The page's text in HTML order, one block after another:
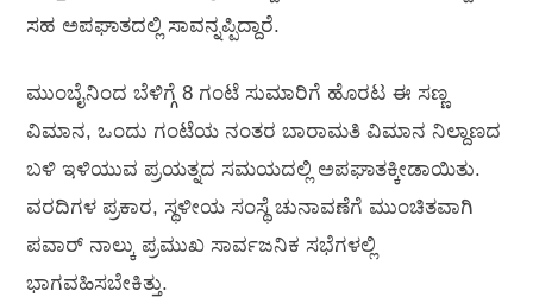
ಸಹ ಅಪಘಾತದಲ್ಲಿ ಸಾವನ್ನಪ್ಪಿದ್ದಾರೆ.
ಮುಂಬೈನಿಂದ ಬೆಳಿಗ್ಗೆ 8 ಗಂಟೆ ಸುಮಾರಿಗೆ ಹೊರಟ ಈ ಸಣ್ಣ
ವಿಮಾನ, ಒಂದು ಗಂಟೆಯ ನಂತರ ಬಾರಾಮತಿ ವಿಮಾನ ನಿಲ್ದಾಣದ
ಬಳಿ ಇಳಿಯುವ ಪ್ರಯತ್ನದ ಸಮಯದಲ್ಲಿ ಅಪಘಾತಕ್ಕೀಡಾಯಿತು.
ವರದಿಗಳ ಪ್ರಕಾರ, ಸ್ಥಳೀಯ ಸಂಸ್ಥೆ ಚುನಾವಣೆಗೆ ಮುಂಚಿತವಾಗಿ
ಪವಾರ್ ನಾಲ್ಕು ಪ್ರಮುಖ ಸಾರ್ವಜನಿಕ ಸಭೆಗಳಲ್ಲಿ
ಭಾಗವಹಿಸಬೇಕಿತ್ತು.